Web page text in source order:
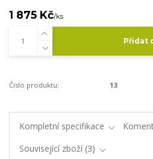
1 875 Kč/ks
Přidat
Číslo produktu: 13
Kompletní specifikace
Související zboží 3